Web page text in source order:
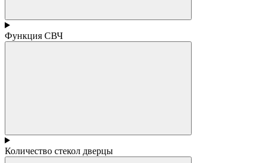
Функция СВЧ
Количество стекол дверцы